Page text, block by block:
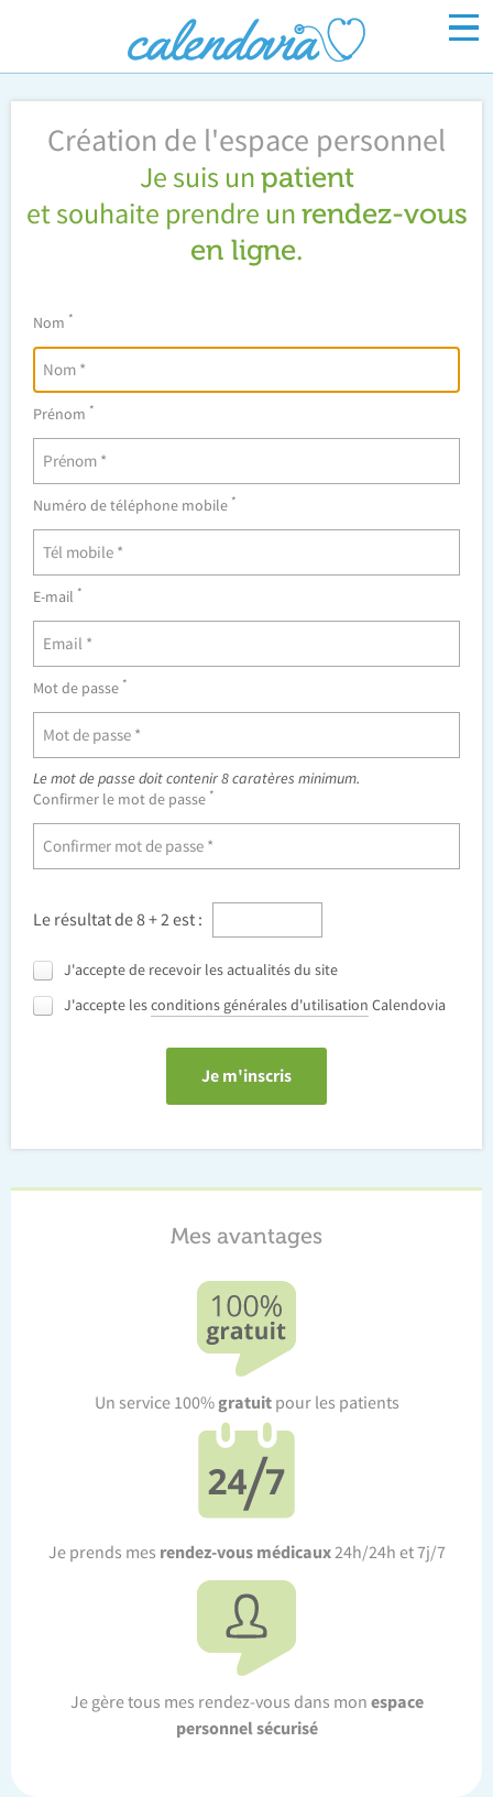
Création de l'espace personnel
Je suis un patient
et souhaite prendre un rendez-vous
en ligne.
Nom *
Prénom *
Numéro de téléphone mobile *
E-mail *
Mot de passe *
Le mot de passe doit contenir 8 caratères minimum.
Confirmer le mot de passe *
Le résultat de 8 + 2 est :
J'accepte de recevoir les actualités du site
J'accepte lesconditions générales d'utilisation Calendovia
Mes avantages
Un service 100%gratuitpour les patients
Je prends mes rendez-vous médicaux24h/24h et 7j/7
Je gère tous mes rendez-vous dans mon espace
personnel sécurisé